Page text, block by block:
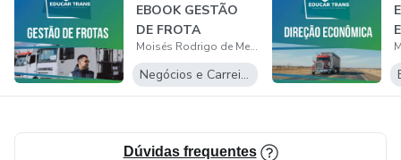
EBOOK GESTÃO
DE FROTA
Moisés Rodrigo de Melo Santos
Negócios e Carreira
Dúvidas frequentes